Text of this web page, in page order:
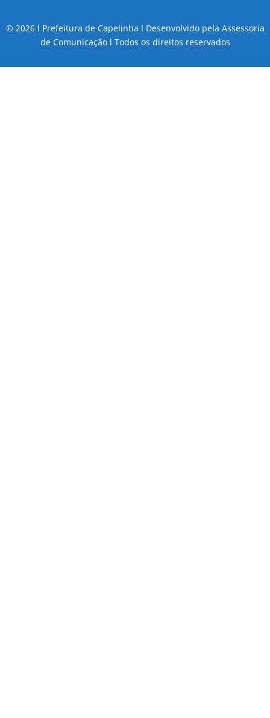
© 2026 l Prefeitura de Capelinha l Desenvolvido pela Assessoria
de Comunicação l Todos os direitos reservados